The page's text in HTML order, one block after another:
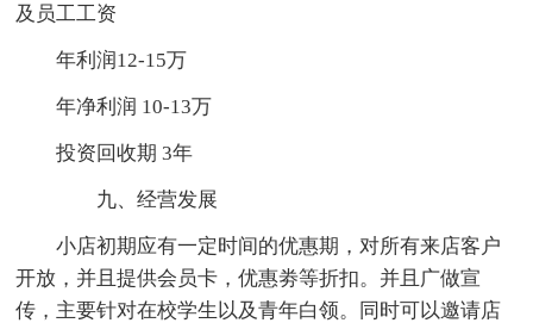
及员工工资
年利润12-15万
年净利润 10-13万
投资回收期 3年
九、经营发展
小店初期应有一定时间的优惠期，对所有来店客户
开放，并且提供会员卡，优惠劵等折扣。并且广做宣
传，主要针对在校学生以及青年白领。同时可以邀请店